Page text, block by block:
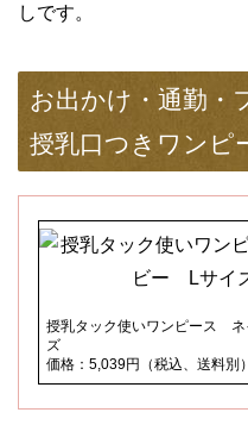
しです。
お出かけ・通勤・
授乳口つきワンピ
授乳タック使いワンピース
ズ
価格：5,039円（税込、送料別）